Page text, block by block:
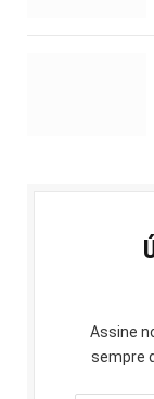
Assine
sempre